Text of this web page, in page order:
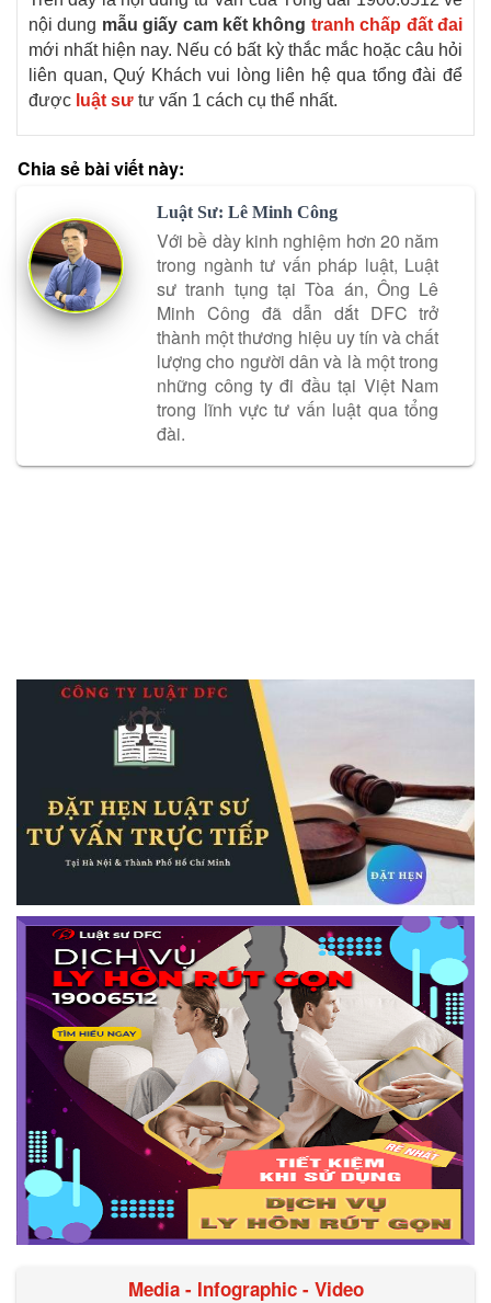
nội dung mẫu giấy cam kết không tranh chấp đất đai
mới nhất hiện nay. Nếu có bất kỳ thắc mắc hoặc câu hỏi
liên quan, Quý Khách vui lòng liên hệ qua tổng đài để
được luật sư tư vấn 1 cách cụ thể nhất.
Chia sẻ bài viết này:
Luật Sư: Lê Minh Công
Với bề dày kinh nghiệm hơn 20 năm
trong ngành tư vấn pháp luật, Luật
sư tranh tụng tại Tòa án, Ông Lê
Minh Công đã dẫn dắt DFC trở
thành một thương hiệu uy tín và chất
lượng cho người dân và là một trong
những công ty đi đầu tại Việt Nam
trong lĩnh vực tư vấn luật qua tổng
đài.
Media - Infographic - Video